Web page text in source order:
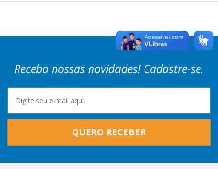
Receba nossas novidades! Cadastre-se.
QUERO RECEBER